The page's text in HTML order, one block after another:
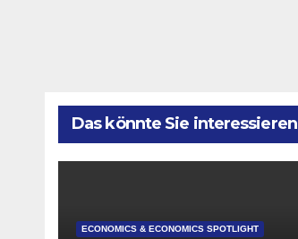
Das könnte Sie interessieren
ECONOMICS & ECONOMICS SPOTLIGHT